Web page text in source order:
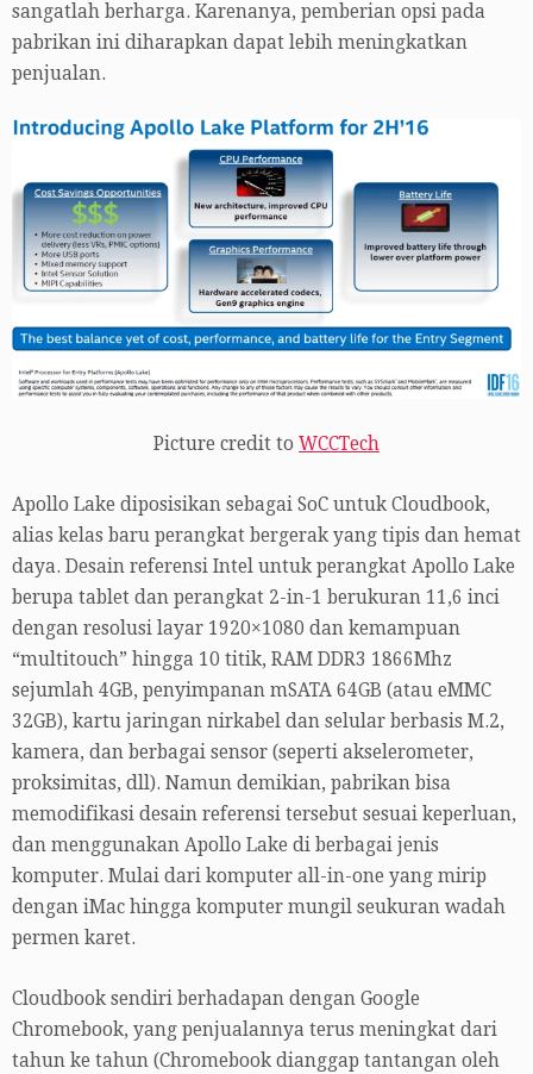
sangatlah berharga. Karenanya, pemberian opsi pada
pabrikan ini diharapkan dapat lebih meningkatkan
penjualan.
Picture credit to WCCTech
Apollo Lake diposisikan sebagai SoC untuk Cloudbook,
alias kelas baru perangkat bergerak yang tipis dan hemat
daya. Desain referensi Intel untuk perangkat Apollo Lake
berupa tablet dan perangkat 2-in-1 berukuran 11,6 inci
dengan resolusi layar 1920×1080 dan kemampuan
“multitouch” hingga 10 titik, RAM DDR3 1866Mhz
sejumlah 4GB, penyimpanan mSATA 64GB (atau eMMC
32GB), kartu jaringan nirkabel dan selular berbasis M.2,
kamera, dan berbagai sensor (seperti akselerometer,
proksimitas, dll). Namun demikian, pabrikan bisa
memodifikasi desain referensi tersebut sesuai keperluan,
dan menggunakan Apollo Lake di berbagai jenis
komputer. Mulai dari komputer all-in-one yang mirip
dengan iMac hingga komputer mungil seukuran wadah
permen karet.
Cloudbook sendiri berhadapan dengan Google
Chromebook, yang penjualannya terus meningkat dari
tahun ke tahun (Chromebook dianggap tantangan oleh